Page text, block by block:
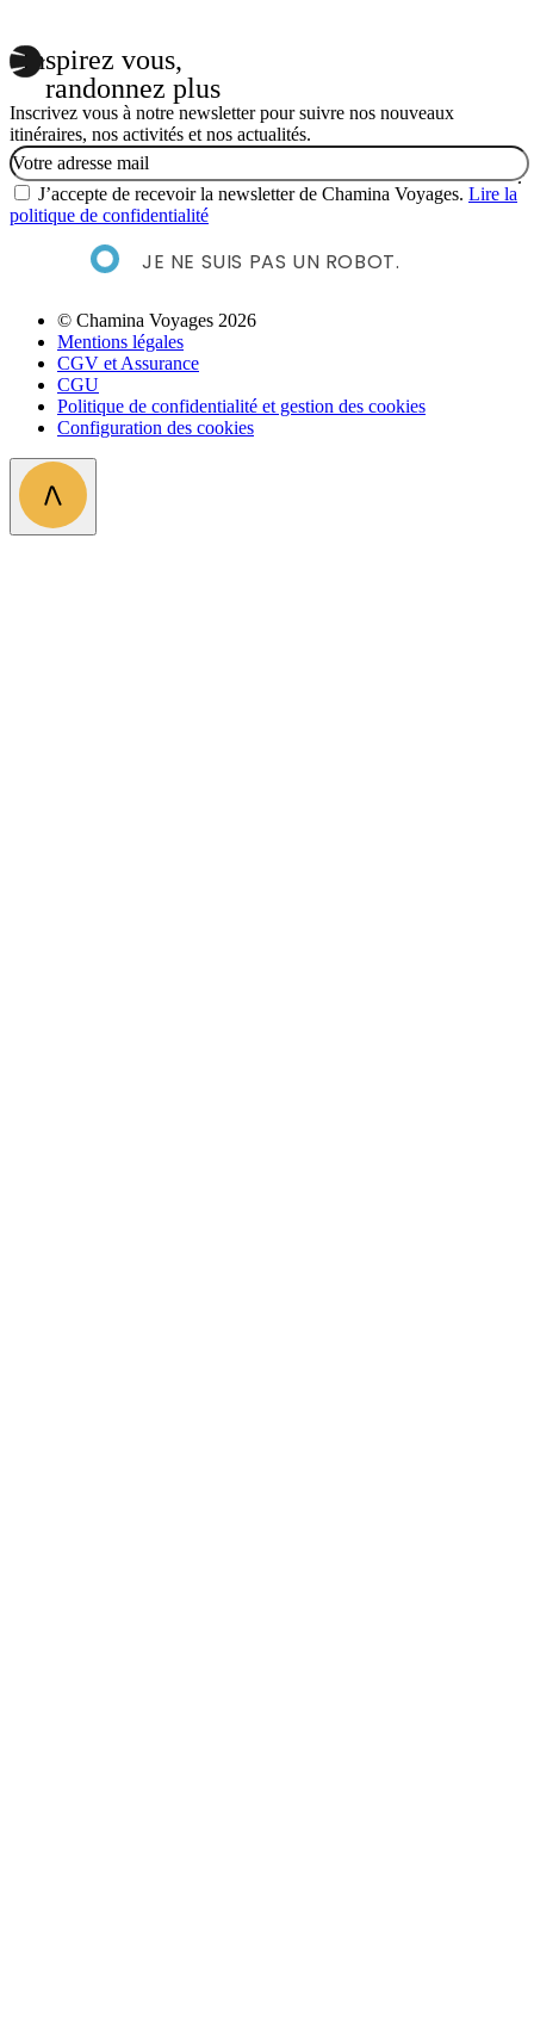
Inspirez vous,
randonnez plus
Inscrivez vous à notre newsletter pour suivre nos nouveaux
itinéraires, nos activités et nos actualités.
Email
J’accepte de recevoir la newsletter de Chamina Voyages. Lire la
politique de confidentialité
JE NE SUIS PAS UN ROBOT.
© Chamina Voyages 2026
Mentions légales
CGV et Assurance
CGU
Politique de confidentialité et gestion des cookies
Configuration des cookies